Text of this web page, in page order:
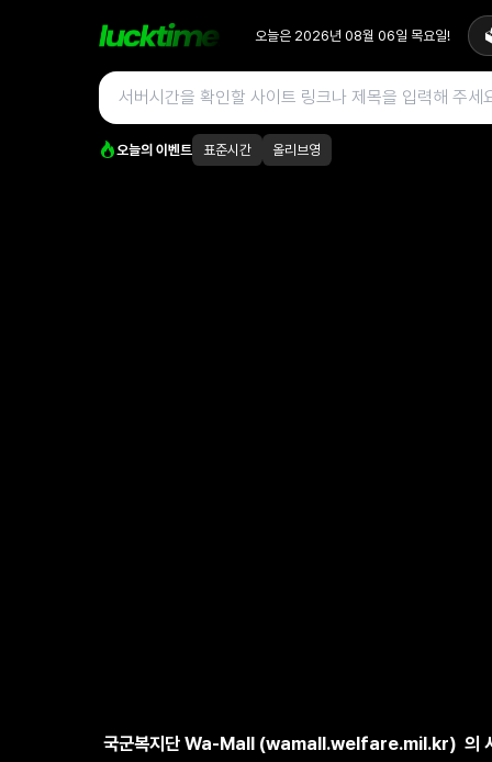
오늘은 2026년 08월 06일 목요일!
오늘의 이벤트 표준시간 올리브영
국군복지단 Wa-Mall (wamall.welfare.mil.kr) 의